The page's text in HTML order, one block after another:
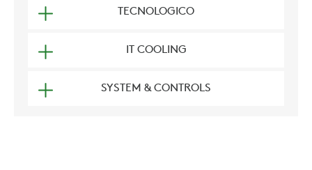
TECNOLOGICO
IT COOLING
SYSTEM & CONTROLS